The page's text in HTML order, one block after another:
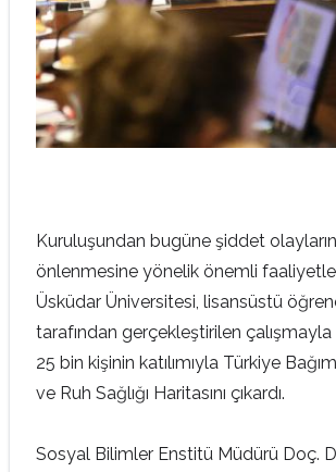
Kuruluşundan bugüne şiddet
önlenmesine yönelik önemli
Üsküdar Üniversitesi, lisansüstü
tarafından gerçekleştirilen çalışmayla
25 bin kişinin katılımıyla Türkiye
ve Ruh Sağlığı Haritasını çıkardı.
Sosyal Bilimler Enstitü Müdürü Doç.